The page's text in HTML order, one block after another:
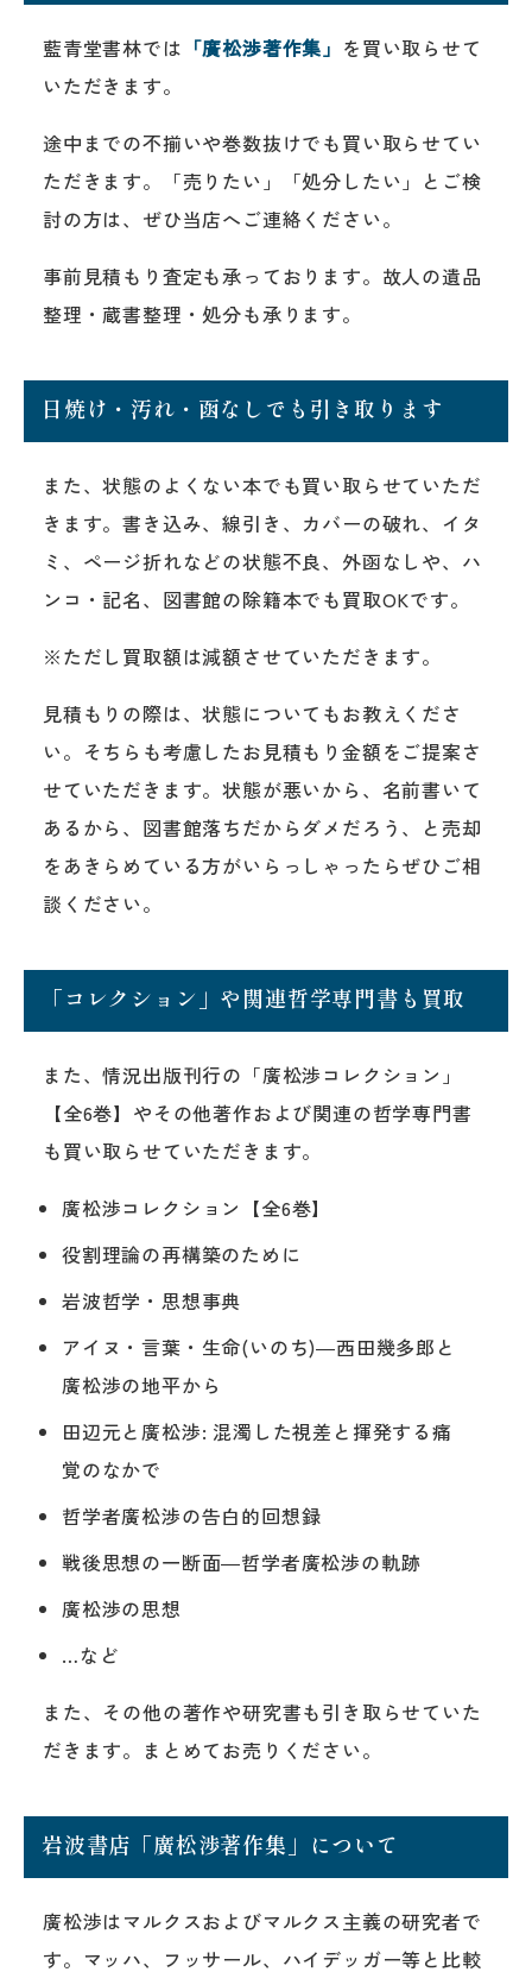
藍青堂書林では 「廣松渉著作集」 を買い取らせて
いただきます。
途中までの不揃いや巻数抜けでも買い取らせてい
ただきます。「売りたい」「処分したい」とご検
討の方は、ぜひ当店へご連絡ください。
事前見積もり査定も承っております。故人の遺品
整理・蔵書整理・処分も承ります。
日焼け・汚れ・函なしでも引き取ります
また、状態のよくない本でも買い取らせていただ
きます。書き込み、線引き、カバーの破れ、イタ
ミ、ページ折れなどの状態不良、外函なしや、ハ
ンコ・記名、図書館の除籍本でも買取OKです。
※ただし買取額は減額させていただきます。
見積もりの際は、状態についてもお教えくださ
い。そちらも考慮したお見積もり金額をご提案さ
せていただきます。状態が悪いから、名前書いて
あるから、図書館落ちだからダメだろう、と売却
をあきらめている方がいらっしゃったらぜひご相
談ください。
「コレクション」や関連哲学専門書も買取
また、情況出版刊行の「廣松渉コレクション」
【全6巻】やその他著作および関連の哲学専門書
も買い取らせていただきます。
廣松渉コレクション【全6巻】
役割理論の再構築のために
岩波哲学・思想事典
アイヌ・言葉・生命(いのち)―西田幾多郎と
廣松渉の地平から
田辺元と廣松渉: 混濁した視差と揮発する痛
覚のなかで
哲学者廣松渉の告白的回想録
戦後思想の一断面―哲学者廣松渉の軌跡
廣松渉の思想
…など
また、その他の著作や研究書も引き取らせていた
だきます。まとめてお売りください。
岩波書店「廣松渉著作集」について
廣松渉はマルクスおよびマルクス主義の研究者で
す。マッハ、フッサール、ハイデッガー等と比較